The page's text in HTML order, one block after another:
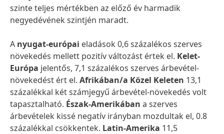
szinte teljes mértékben az előző év harmadik
negyedévének szintjén maradt.
A nyugat-európai eladások 0,6 százalékos szerves
növekedés mellett pozitív változást értek el. Kelet-
Európa jelentős, 7,1 százalékos szerves árbevétel-
növekedést ért el. Afrikában/a Közel Keleten 13,1
százalékkal két számjegyű árbevétel-növekedés volt
tapasztalható. Észak-Amerikában a szerves
árbevételek kissé negatív irányban mozdultak el, 0.8
százalékkal csökkentek. Latin-Amerika 11,5